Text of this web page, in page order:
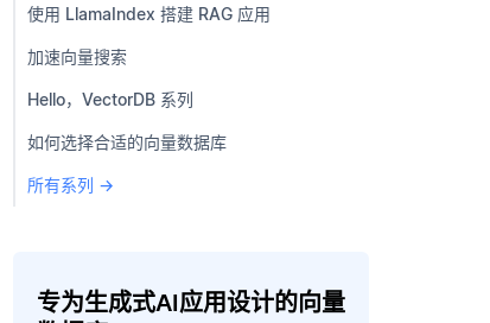
使用 LlamaIndex 搭建 RAG 应用
加速向量搜索
Hello，VectorDB 系列
如何选择合适的向量数据库
所有系列 →
专为生成式AI应用设计的向量